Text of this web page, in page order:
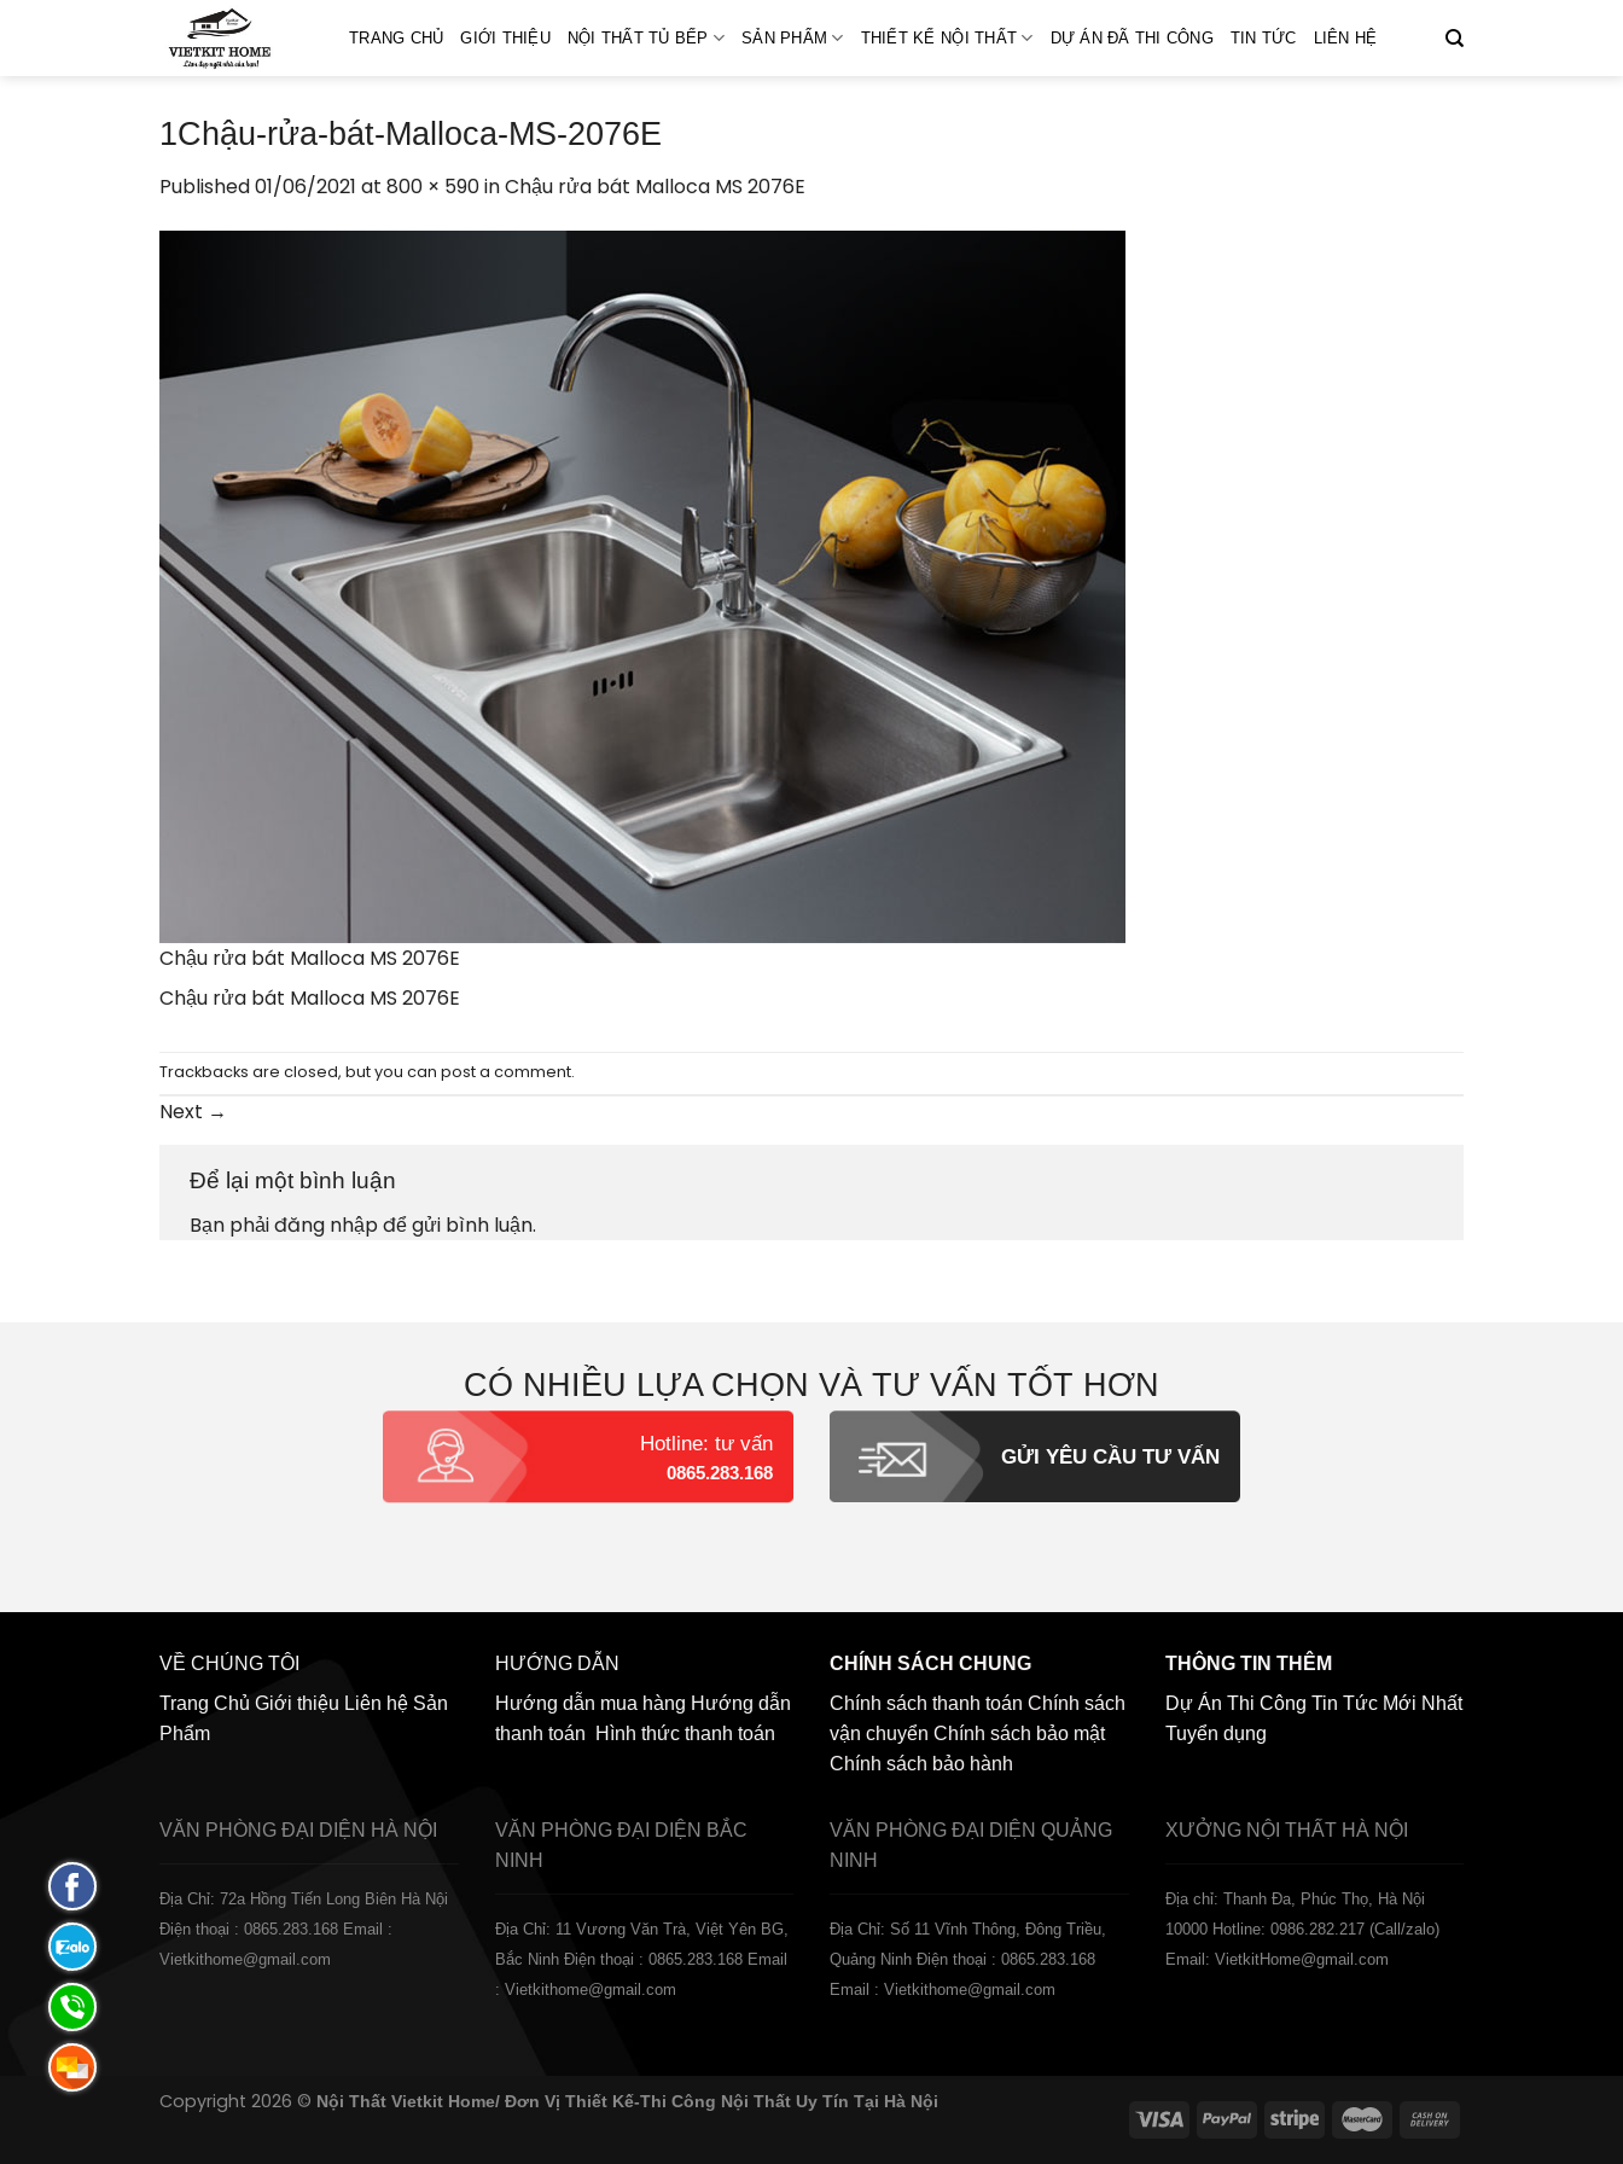
TRANG CHỦ GIỚI THIỆU NỘI THẤT TỦ BẾP SẢN PHẨM THIẾT KẾ NỘI THẤT DỰ ÁN ĐÃ THI CÔNG TIN TỨC LIÊN HỆ
1Chậu-rửa-bát-Malloca-MS-2076E
Published01/06/2021 at 800 × 590inChậu rửa bát Malloca MS 2076E
Chậu rửa bát Malloca MS 2076E
Chậu rửa bát Malloca MS 2076E
Trackbacks are closed, but you can post a comment.
Next →
Để lại một bình luận
Bạn phảiđăng nhậpđể gửi bình luận.
CÓ NHIỀU LỰA CHỌN VÀ TƯ VẤN TỐT HƠN
Hotline: tư vấn
0865.283.168
GỬI YÊU CẦU TƯ VẤN
VỀ CHÚNG TÔI
Trang Chủ Giới thiệu Liên hệ Sản
Phẩm
HƯỚNG DẪN
Hướng dẫn mua hàng Hướng dẫn
thanh toán
Hình thức thanh toán
CHÍNH SÁCH CHUNG
Chính sách thanh toán Chính sách
vận chuyển Chính sách bảo mật
Chính sách bảo hành
THÔNG TIN THÊM
Dự Án Thi Công Tin Tức Mới Nhất
Tuyển dụng
VĂN PHÒNG ĐẠI DIỆN HÀ NỘI
Địa Chỉ: 72a Hồng Tiến Long Biên Hà Nội
Điện thoại : 0865.283.168 Email :
Vietkithome@gmail.com
VĂN PHÒNG ĐẠI DIỆN BẮC
NINH
Địa Chỉ: 11 Vương Văn Trà, Việt Yên BG,
Bắc Ninh Điện thoại : 0865.283.168 Email
: Vietkithome@gmail.com
VĂN PHÒNG ĐẠI DIỆN QUẢNG
NINH
Địa Chỉ: Số 11 Vĩnh Thông, Đông Triều,
Quảng Ninh Điện thoại : 0865.283.168
Email : Vietkithome@gmail.com
XƯỞNG NỘI THẤT HÀ NỘI
️Địa chỉ: Thanh Đa, Phúc Thọ, Hà Nội
10000 Hotline: 0986.282.217 (Call/zalo)
Email: VietkitHome@gmail.com
Copyright 2026 © Nội Thất Vietkit Home/ Đơn Vị Thiết Kế-Thi Công Nội Thất Uy Tín Tại Hà Nội
Fanpage
Facebook
Zalo:
0865.283.168
Hotline:
0865.283.168
Hotline:
0865.283.168